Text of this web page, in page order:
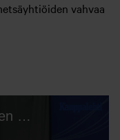
vahvaa